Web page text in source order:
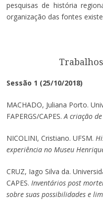
pesquisas de história
organização das fontes
Sessão 1 (25/10/2018)
MACHADO, Juliana Porto.
FAPERGS/CAPES. A criação
NICOLINI, Cristiano. UFSM.
experiência no Museu
CRUZ, Iago Silva da.
CAPES. Inventários post
sobre suas possibilidades e